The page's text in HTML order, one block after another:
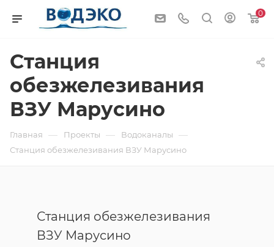
0
Станция
обезжелезивания
ВЗУ Марусино
Главная — Проекты — Водоканалы —
Станция обезжелезивания ВЗУ Марусино
Станция обезжелезивания
ВЗУ Марусино